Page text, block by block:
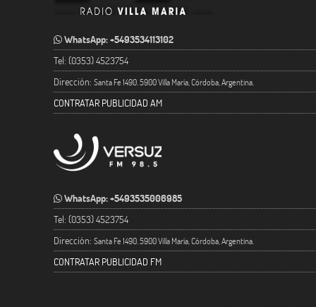
WhatsApp: +5493534113102
Tel: (0353) 4523754
Dirección: Santa Fe 1490. 5900 Villa María, Córdoba, Argentina.
CONTRATAR PUBLICIDAD AM
WhatsApp: +5493535006985
Tel: (0353) 4523754
Dirección: Santa Fe 1490. 5900 Villa María, Córdoba, Argentina.
CONTRATAR PUBLICIDAD FM